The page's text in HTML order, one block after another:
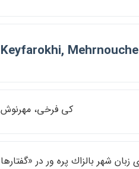
Keyfarokhi, Mehrnouche
كي فرخي، مهرنوش